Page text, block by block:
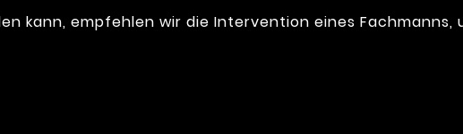
kann, empfehlen wir die Intervention eines Fachmanns,